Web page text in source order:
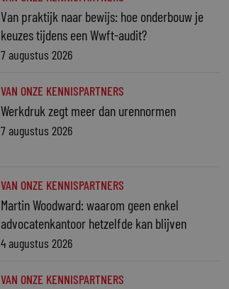
Van praktijk naar bewijs: hoe onderbouw je
keuzes tijdens een Wwft-audit?
7 augustus 2026
VAN ONZE KENNISPARTNERS
Werkdruk zegt meer dan urennormen
7 augustus 2026
VAN ONZE KENNISPARTNERS
Martin Woodward: waarom geen enkel
advocatenkantoor hetzelfde kan blijven
4 augustus 2026
VAN ONZE KENNISPARTNERS